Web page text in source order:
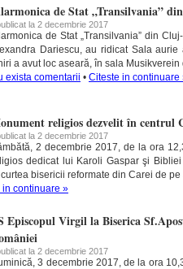
de Stat „Transilvania”
la 2 decembrie 2017
de Stat „Transilvania” din
Dariescu, au ridicat Sala
a avut loc aseară, în sala
exista comentarii • Citeste in continuare
religios dezvelit în
la 2 decembrie 2017
2 decembrie 2017, de la ora
dedicat lui Karoli Gaspar şi
bisericii reformate din Carei de pe
in continuare »
Episcopul Virgil la Biserica
la 2 decembrie 2017
3 decembrie 2017, de la ora